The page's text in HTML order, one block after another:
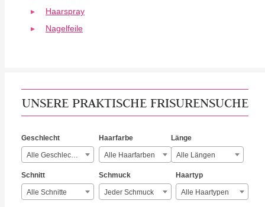
Haarspray
Nagelfeile
UNSERE PRAKTISCHE FRISURENSUCHE
Geschlecht
Alle Geschlechter
Haarfarbe
Alle Haarfarben
Länge
Alle Längen
Schnitt
Alle Schnitte
Schmuck
Jeder Schmuck
Haartyp
Alle Haartypen